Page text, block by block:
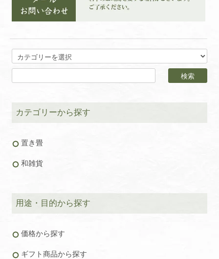
カテゴリーから探す
置き畳
和雑貨
用途・目的から探す
価格から探す
ギフト商品から探す